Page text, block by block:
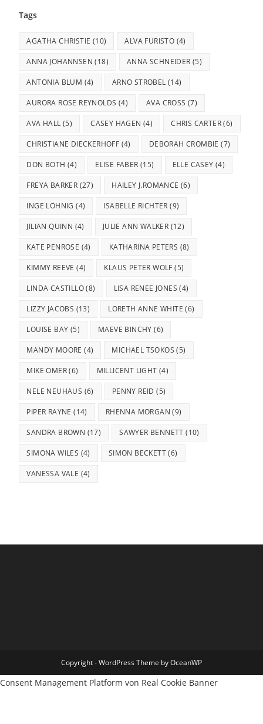
Tags
AGATHA CHRISTIE (10) ALVA FURISTO (4)
ANNA JOHANNSEN (18) ANNA SCHNEIDER (5)
ANTONIA BLUM (4) ARNO STROBEL (14)
AURORA ROSE REYNOLDS (4) AVA CROSS (7)
AVA HALL (5) CASEY HAGEN (4) CHRIS CARTER(6)
CHRISTIANE DIECKERHOFF (4) DEBORAH CROMBIE (7)
DON BOTH (4) ELISE FABER (15) ELLE CASEY (4)
FREYA BARKER (27) HAILEY J.ROMANCE (6)
INGE LÖHNIG (4) ISABELLE RICHTER (9)
JILIAN QUINN (4) JULIE ANN WALKER (12)
KATE PENROSE (4) KATHARINA PETERS (8)
KIMMY REEVE (4) KLAUS PETER WOLF (5)
LINDA CASTILLO(8) LISA RENEE JONES (4)
LIZZY JACOBS (13) LORETH ANNE WHITE (6)
LOUISE BAY (5) MAEVE BINCHY (6)
MANDY MOORE (4) MICHAEL TSOKOS (5)
MIKE OMER(6) MILLICENT LIGHT (4)
NELE NEUHAUS (6) PENNY REID (5)
PIPER RAYNE (14) RHENNA MORGAN (9)
SANDRA BROWN (17) SAWYER BENNETT (10)
SIMONA WILES (4) SIMON BECKETT(6)
VANESSA VALE (4)
Copyright - WordPress Theme by OceanWP
Consent Management Platform von Real Cookie Banner